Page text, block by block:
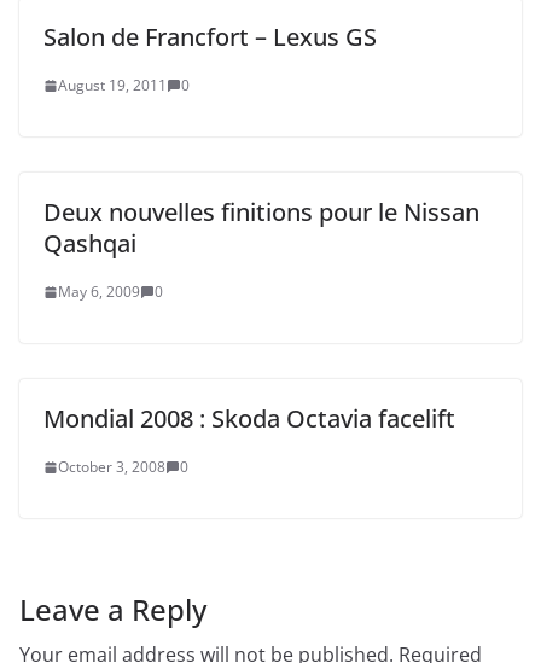
Salon de Francfort – Lexus GS
August 19, 2011 0
Deux nouvelles finitions pour le Nissan
Qashqai
May 6, 2009 0
Mondial 2008 : Skoda Octavia facelift
October 3, 2008 0
Leave a Reply
Your email address will not be published. Required